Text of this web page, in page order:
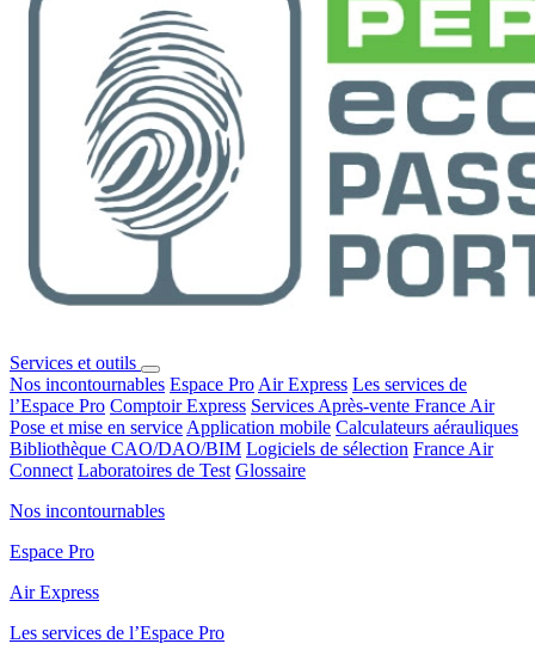
Services et outils
Nos incontournables Espace Pro Air Express Les services de
l’Espace Pro Comptoir Express Services Après-vente France Air
Pose et mise en service Application mobile Calculateurs aérauliques
Bibliothèque CAO/DAO/BIM Logiciels de sélection France Air
Connect Laboratoires de Test Glossaire
Nos incontournables
Espace Pro
Air Express
Les services de l’Espace Pro